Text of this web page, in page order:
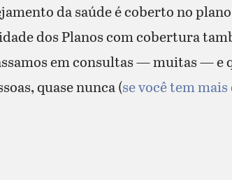
da saúde é coberto no plano
dos Planos com cobertura
em consultas — muitas — e
quase nunca (se você tem mais